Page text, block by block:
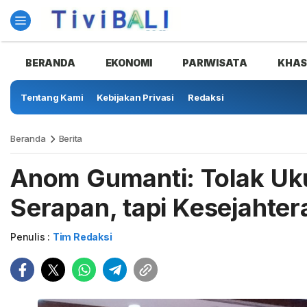
BERANDA EKONOMI PARIWISATA
Tentang Kami Kebijakan Privasi Redaksi
Beranda Berita
Anom Gumanti: Tolak
Serapan, tapi
Penulis : Tim Redaksi